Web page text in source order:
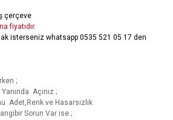
çerçeve
fiyatıdır.
isterseniz whatsapp 0535 521 05 17 den
;
Açınız ;
Adet,Renk ve Hasarsızlık
Sorun Var ise ;